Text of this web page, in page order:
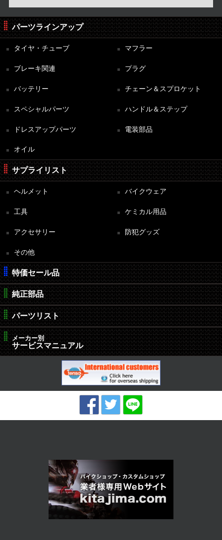
パーツラインアップ
タイヤ・チューブ マフラー
ブレーキ関連 プラグ
バッテリー チェーン＆スプロケット
スペシャルパーツ ハンドル＆ステップ
ドレスアップパーツ 電装部品
オイル
サプライリスト
ヘルメット バイクウェア
工具 ケミカル用品
アクセサリー 防犯グッズ
その他
特価セール品
純正部品
パーツリスト
メーカー別
サービスマニュアル